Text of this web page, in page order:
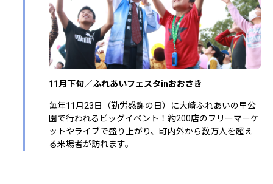
11月下旬／ふれあいフェスタinおおさき
毎年11月23日（勤労感謝の日）に大崎ふれあいの里公
園で行われるビッグイベント！約200店のフリーマーケ
ットやライブで盛り上がり、町内外から数万人を超え
る来場者が訪れます。